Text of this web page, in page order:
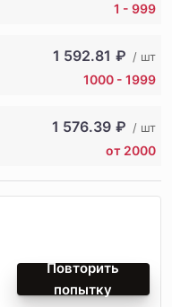
1 - 999
1 592.81 ₽ / шт
1000 - 1999
1 576.39 ₽ / шт
от 2000
Повторить
попытку